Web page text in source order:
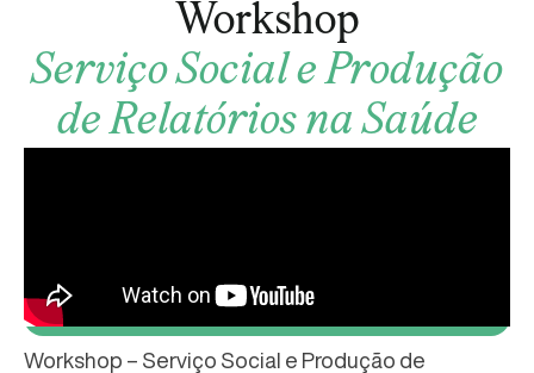
Workshop
Serviço Social e Produção
de Relatórios na Saúde
Workshop – Serviço Social e Produção de